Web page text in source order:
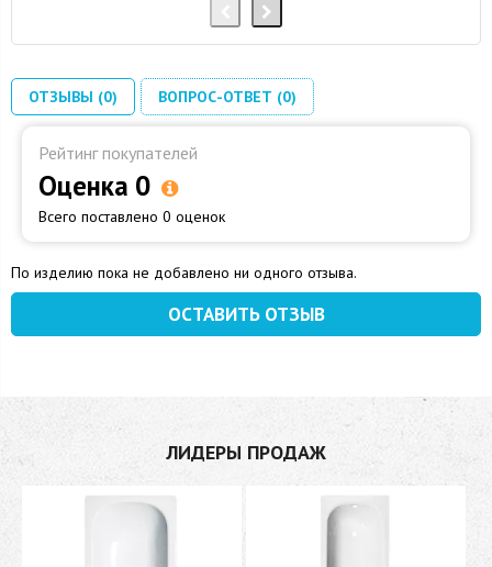
ОТЗЫВЫ (0) ВОПРОС-ОТВЕТ (0)
Рейтинг покупателей
Оценка 0
Всего поставлено 0 оценок
По изделию пока не добавлено ни одного отзыва.
ОСТАВИТЬ ОТЗЫВ
ЛИДЕРЫ ПРОДАЖ